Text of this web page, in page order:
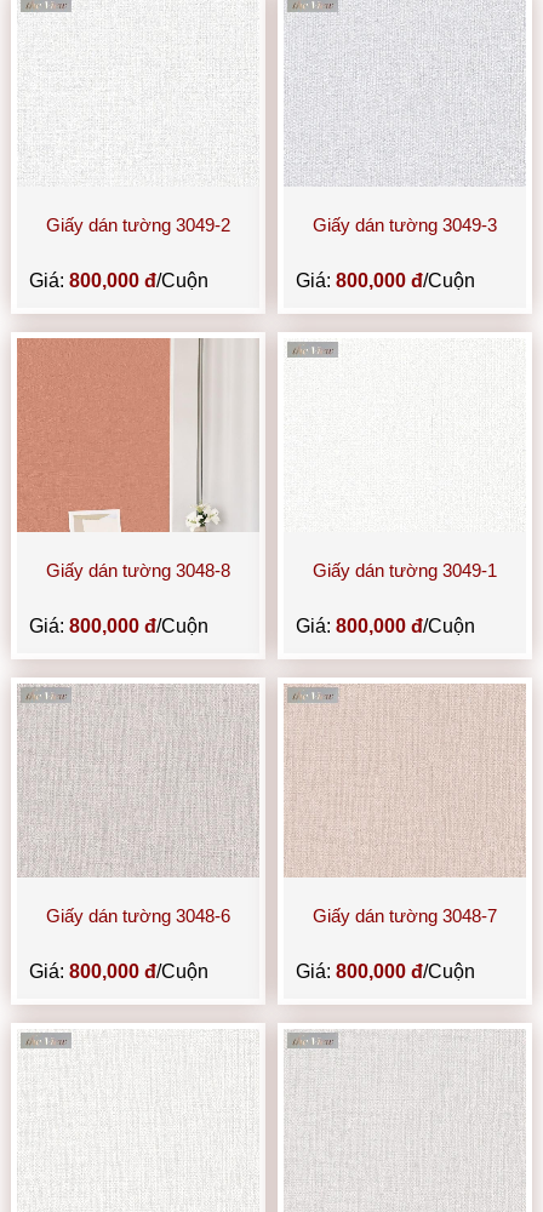
Giấy dán tường 3049-2
Giá:800,000 đ/Cuộn
Giấy dán tường 3049-3
Giá: 800,000 đ/Cuộn
Giấy dán tường 3048-8
Giá:800,000 đ/Cuộn
Giấy dán tường 3049-1
Giá: 800,000 đ/Cuộn
Giấy dán tường 3048-6
Giá:800,000 đ/Cuộn
Giấy dán tường 3048-7
Giá: 800,000 đ/Cuộn